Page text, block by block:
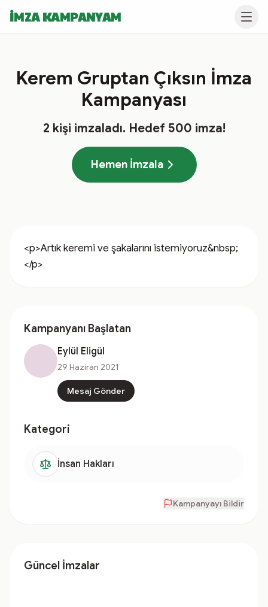
İMZA KAMPANYAM
Kerem Gruptan Çıksın İmza
Kampanyası
2 kişi imzaladı. Hedef 500 imza!
Hemen İmzala
<p>Artık keremi ve şakalarını istemiyoruz&nbsp;
</p>
Kampanyanı Başlatan
Eylül Eligül
29 Haziran 2021
Mesaj Gönder
Kategori
İnsan Hakları
Kampanyayı Bildir
Güncel İmzalar